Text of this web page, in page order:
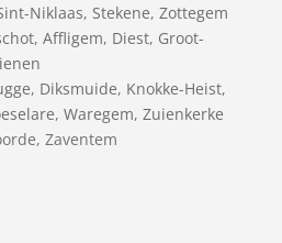
Niklaas, Stekene, Zottegem
, Affligem, Diest, Groot-
, Diksmuide, Knokke-Heist,
, Waregem, Zuienkerke
Zaventem